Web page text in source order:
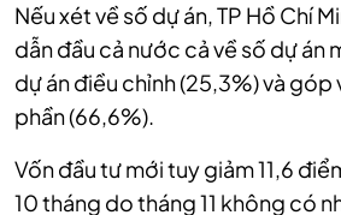
Nếu xét về số dự án, TP Hồ Chí
dẫn đầu cả nước cả về số dự án
dự án điều chỉnh (25,3%) và góp
phần (66,6%).
Vốn đầu tư mới tuy giảm 11,6
10 tháng do tháng 11 không có